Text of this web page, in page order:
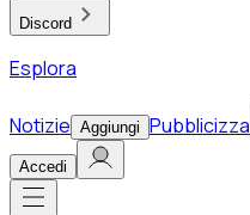
Discord
Esplora
Notizie Aggiungi Pubblicizza
Accedi